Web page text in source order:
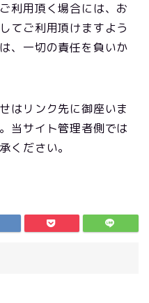
利用頂く場合には、お
てご利用頂けますよう
、一切の責任を負いか
はリンク先に御座いま
当サイト管理者側では
ください。